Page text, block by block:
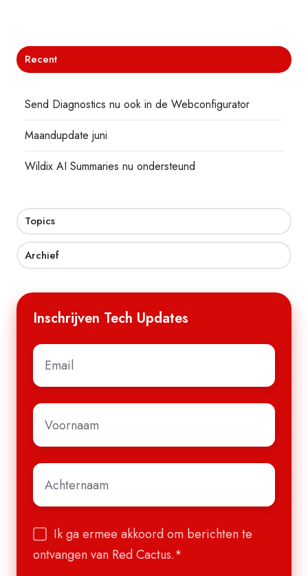
Recent
Send Diagnostics nu ook in de Webconfigurator
Maandupdate juni
Wildix AI Summaries nu ondersteund
Topics
Archief
Inschrijven Tech Updates
E-
mail*
Voornaam
Achternaam
Ik ga ermee akkoord om berichten te
ontvangen van Red Cactus.*